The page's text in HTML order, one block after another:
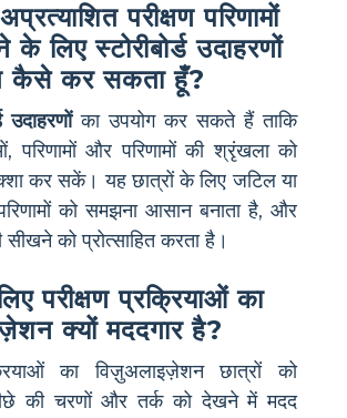
परीक्षण परिणामों
लिए स्टोरीबोर्ड उदाहरणों
कैसे कर सकता हूँ?
उदाहरणोंका उपयोग कर सकते हैं ताकि
परिणामों और परिणामों की श्रृंखला को
कर सकें। यह छात्रों के लिए जटिल या
को समझना आसान बनाता है, और
सीखने को प्रोत्साहित करता है।
परीक्षण प्रक्रियाओं का
क्यों मददगार है?
का विज़ुअलाइज़ेशन छात्रों को
की चरणों और तर्क को देखने में मदद